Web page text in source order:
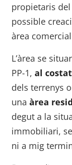
propietaris del
possible
àrea
L’àrea se
PP-1, al
dels terrenys
una àrea
degut a la
immobiliari,
ni a mig